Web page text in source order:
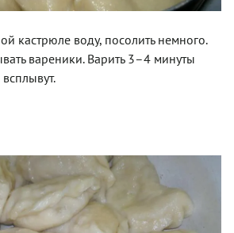
кастрюле воду, посолить немного.
вареники. Варить 3–4 минуты